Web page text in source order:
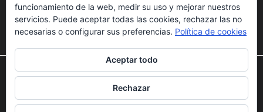
Copyright © 2018.Fly News.Noticias aerospacial
UAS aviación comercial
Utilizamos cookies para ofrecerte la mejor experiencia en
nuestra web.
Puedes aprender más sobre qué cookies utilizamos o
desactivarlas en losajustes.
funcionamiento de la web, medir su uso y mejorar nuestros
servicios. Puede aceptar todas las cookies, rechazar las no
necesarias o configurar sus preferencias. Política de cookies
Aceptar todo
Rechazar